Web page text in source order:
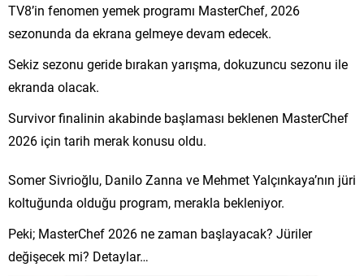
TV8’in fenomen yemek programı MasterChef, 2026
sezonunda da ekrana gelmeye devam edecek.
Sekiz sezonu geride bırakan yarışma, dokuzuncu sezonu ile
ekranda olacak.
Survivor finalinin akabinde başlaması beklenen MasterChef
2026 için tarih merak konusu oldu.
Somer Sivrioğlu, Danilo Zanna ve Mehmet Yalçınkaya’nın jüri
koltuğunda olduğu program, merakla bekleniyor.
Peki; MasterChef 2026 ne zaman başlayacak? Jüriler
değişecek mi? Detaylar…